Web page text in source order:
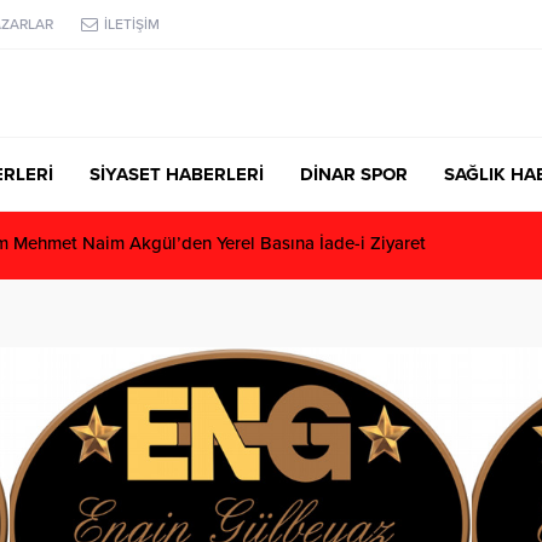
İLETİŞİM
SİYASET HABERLERİ DİNAR SPOR SAĞLIK
Mehmet Naim Akgül’den Yerel Basına İade-i Ziyaret